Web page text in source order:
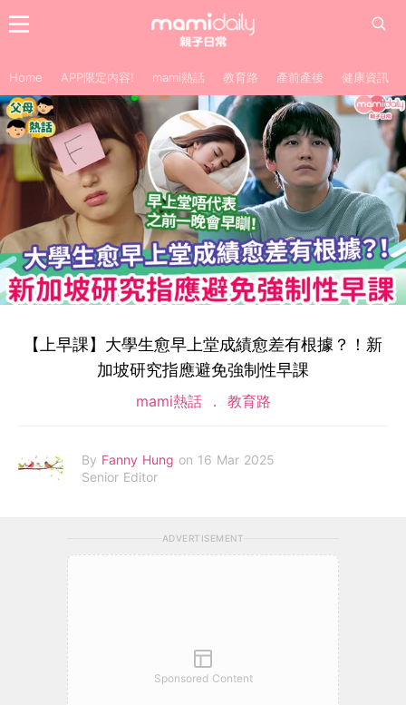
Home APP限定內容! mami熱話 教育路 產前產後 健康資訊
【上早課】大學生愈早上堂成績愈差有根據？！新
加坡研究指應避免強制性早課
mami熱話 教育路
By Fanny Hung on 16 Mar 2025
Senior Editor
ADVERTISEMENT
Sponsored Content